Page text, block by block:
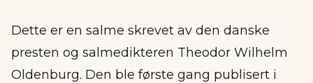
Dette er en salme skrevet av den danske
presten og salmedikteren Theodor Wilhelm
Oldenburg. Den ble første gang publisert i